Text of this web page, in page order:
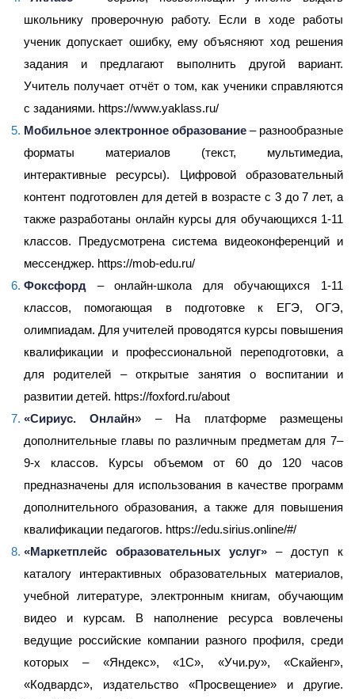
школьнику проверочную работу. Если в ходе работы
ученик допускает ошибку, ему объясняют ход решения
задания и предлагают выполнить другой вариант.
Учитель получает отчёт о том, как ученики справляются
с заданиями. https://www.yaklass.ru/
Мобильное электронное образование – разнообразные
форматы материалов (текст, мультимедиа,
интерактивные ресурсы). Цифровой образовательный
контент подготовлен для детей в возрасте с 3 до 7 лет, а
также разработаны онлайн курсы для обучающихся 1-11
классов. Предусмотрена система видеоконференций и
мессенджер. https://mob-edu.ru/
Фоксфорд – онлайн-школа для обучающихся 1-11
классов, помогающая в подготовке к ЕГЭ, ОГЭ,
олимпиадам. Для учителей проводятся курсы повышения
квалификации и профессиональной переподготовки, а
для родителей – открытые занятия о воспитании и
развитии детей. https://foxford.ru/about
«Сириус. Онлайн» – На платформе размещены
дополнительные главы по различным предметам для 7–
9-х классов. Курсы объемом от 60 до 120 часов
предназначены для использования в качестве программ
дополнительного образования, а также для повышения
квалификации педагогов. https://edu.sirius.online/#/
«Маркетплейс образовательных услуг» – доступ к
каталогу интерактивных образовательных материалов,
учебной литературе, электронным книгам, обучающим
видео и курсам. В наполнение ресурса вовлечены
ведущие российские компании разного профиля, среди
которых – «Яндекс», «1С», «Учи.ру», «Скайенг»,
«Кодвардс», издательство «Просвещение» и другие.